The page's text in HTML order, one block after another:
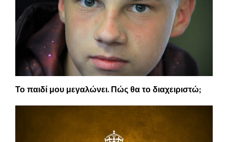
Το παιδί μου μεγαλώνει. Πώς θα το διαχειριστώ;